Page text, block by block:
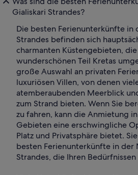
Gialiskari Strandes?
Die besten Ferienunterkünfte in
Strandes befinden sich
charmanten Küstengebieten,
wunderschönen Teil Kretas
große Auswahl an privaten
luxuriösen Villen, von denen
atemberaubenden Meerblick
zum Strand bieten. Wenn Sie
zu fahren, kann die Anmietung
Gebieten eine erschwingliche
Platz und Privatsphäre bietet.
besten Ferienunterkünfte in der
Strandes, die Ihren